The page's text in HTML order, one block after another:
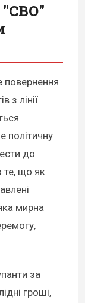
"СВО"
повернення
з лінії
політичну
до
що як
мирна
за
гроші,